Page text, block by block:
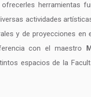
herramientas
actividades
y de proyecciones en
con el maestro
espacios de la